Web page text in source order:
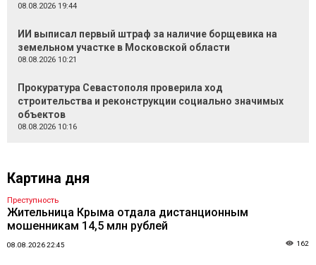
08.08.2026 19:44
ИИ выписал первый штраф за наличие борщевика на
земельном участке в Московской области
08.08.2026 10:21
Прокуратура Севастополя проверила ход
строительства и реконструкции социально значимых
объектов
08.08.2026 10:16
Картина дня
Преступность
Жительница Крыма отдала дистанционным
мошенникам 14,5 млн рублей
08.08.2026 22:45 162